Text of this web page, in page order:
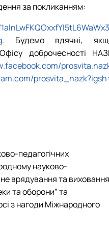
за покликанням:
alnLwFKQOxxfYI5tL6WaWx3
. Будемо вдячні,
доброчесності
.facebook.com/prosvita.
.com/prosvita nazk?igsh
педагогічних
науково-
врядування та виховання
та оборони” та
з нагоди Міжнародного